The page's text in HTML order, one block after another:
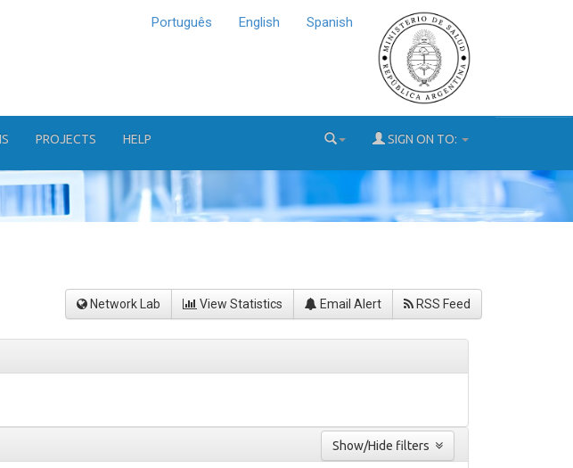
Português English Spanish
PROJECTS HELP SIGN ON TO:
Network Lab View Statistics Email Alert RSS Feed